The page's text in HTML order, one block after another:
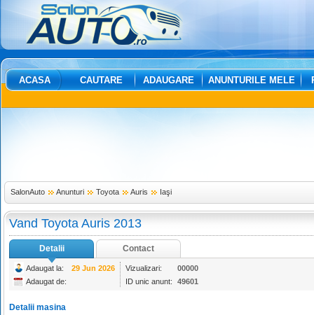
ACASA CAUTARE ADAUGARE ANUNTURILE MELE
SalonAuto Anunturi Toyota Auris Iaşi
Vand Toyota Auris 2013
Detalii Contact
Adaugat la: 29 Jun 2026 Vizualizari:
00000
Adaugat de:
ID unic anunt: 49601
Detalii masina